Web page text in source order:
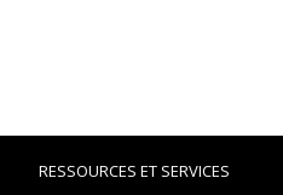
RESSOURCES ET SERVICES